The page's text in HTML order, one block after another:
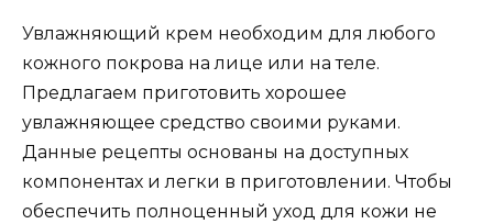
Увлажняющий крем необходим для любого
кожного покрова на лице или на теле.
Предлагаем приготовить хорошее
увлажняющее средство своими руками.
Данные рецепты основаны на доступных
компонентах и легки в приготовлении. Чтобы
обеспечить полноценный уход для кожи не